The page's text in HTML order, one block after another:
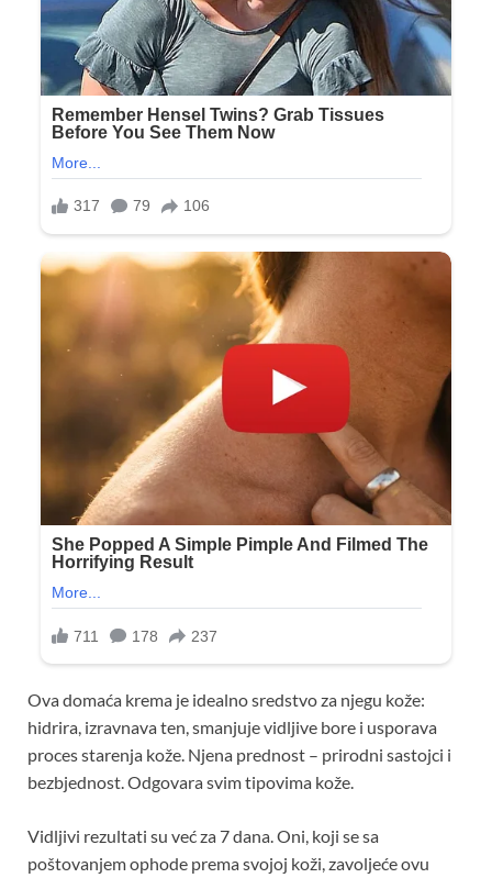
Ova domaća krema je idealno sredstvo za njegu kože:
hidrira, izravnava ten, smanjuje vidljive bore i usporava
proces starenja kože. Njena prednost – prirodni sastojci i
bezbjednost. Odgovara svim tipovima kože.
Vidljivi rezultati su već za 7 dana. Oni, koji se sa
poštovanjem ophode prema svojoj koži, zavoljeće ovu